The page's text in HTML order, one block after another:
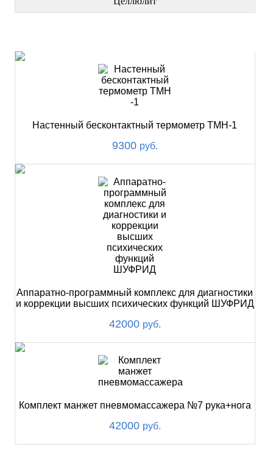
Настенный бесконтактный термометр ТМН-1
9300 руб.
Аппаратно-программный комплекс для диагностики
и коррекции высших психических функций ШУФРИД
42000 руб.
Комплект манжет пневмомассажера №7 рука+нога
42000 руб.